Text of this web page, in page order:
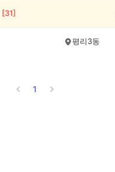
[31]
평리3동
1